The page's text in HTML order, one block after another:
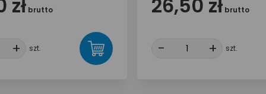
zł brutto
+ +
szt.
26,50 zł brutto
- + +
szt.